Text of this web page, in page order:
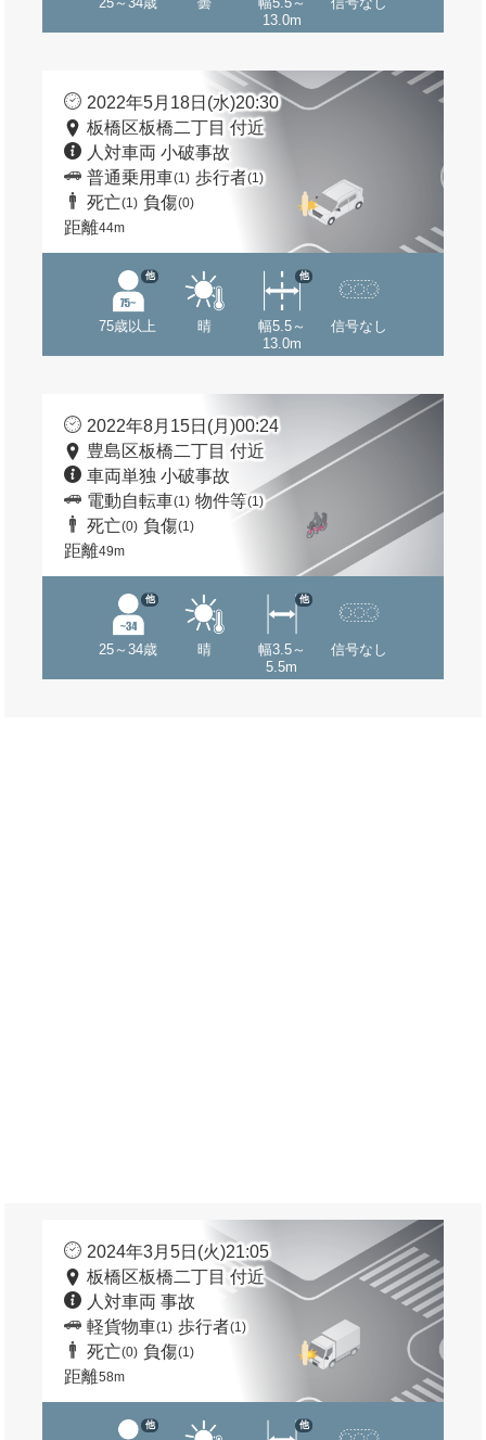
13.0m
2022年5月18日(水)20:30
板橋区板橋二丁目 付近
人対車両 小破事故
普通乗用車(1) 歩行者(1)
死亡(1) 負傷(0)
距離44m
75歳以上
他
晴
幅5.5～
13.0m
他
信号なし
2022年8月15日(月)00:24
豊島区板橋二丁目 付近
車両単独 小破事故
電動自転車(1) 物件等(1)
死亡(0) 負傷(1)
距離49m
25～34歳
他
晴
幅3.5～
5.5m
他
信号なし
2024年3月5日(火)21:05
板橋区板橋二丁目 付近
人対車両 事故
軽貨物車(1) 歩行者(1)
死亡(0) 負傷(1)
距離58m
他 他